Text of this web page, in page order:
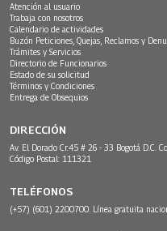
Atención al usuario
Trabaja con nosotros
Calendario de actividades
Buzón Peticiones, Quejas, Reclamos y
Trámites y Servicios
Directorio de Funcionarios
Estado de su solicitud
Términos y Condiciones
Entrega de Obsequios
DIRECCIÓN
Av. El Dorado Cr.45 # 26 - 33 Bogotá D.C.
Código Postal: 111321
TELÉFONOS
(+57) (601) 2200700. Línea gratuita